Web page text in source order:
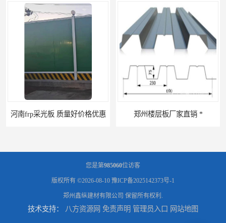
郑州楼层板厂家直销 *
您是第985060位访客
版权所有 ©2026-08-10 豫ICP备2025142373号-1
郑州鑫纵建材有限公司 保留所有权利.
技术支持： 八方资源网 免责声明 管理员入口 网站地图